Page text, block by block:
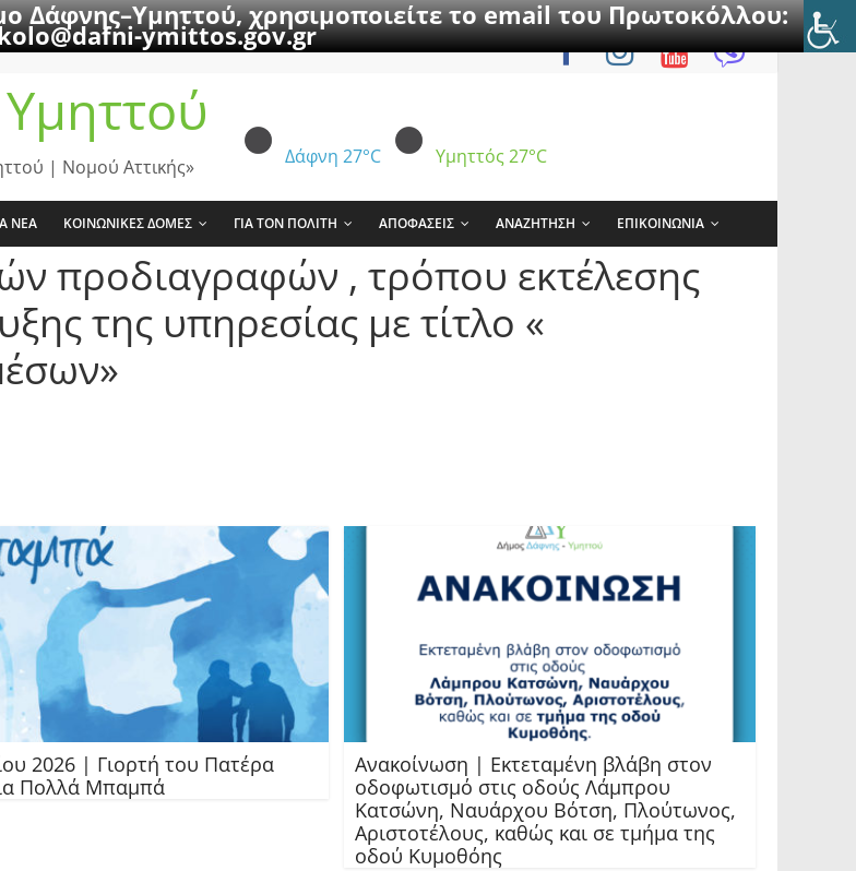
Δάφνης–Υμηττού, χρησιμοποιείτε το email του Πρωτοκόλλου:
ymittos.gov.gr
Υμηττού
Δάφνη 27°C Υμηττός 27°C
| Νομού Αττικής»
ΝΕΑ ΚΟΙΝΩΝΙΚΕΣ ΔΟΜΕΣ ΓΙΑ ΤΟΝ ΠΟΛΙΤΗ ΑΠΟΦΑΣΕΙΣ ΑΝΑΖΗΤΗΣΗ ΕΠΙΚΟΙΝΩΝΙΑ
προδιαγραφών , τρόπου εκτέλεσης
της υπηρεσίας με τίτλο «
2026 | Γιορτή του Πατέρα
Πολλά Μπαμπά
Ανακοίνωση | Εκτεταμένη βλάβη στον
οδοφωτισμό στις οδούς Λάμπρου
Κατσώνη, Ναυάρχου Βότση, Πλούτωνος,
Αριστοτέλους, καθώς και σε τμήμα της
οδού Κυμοθόης